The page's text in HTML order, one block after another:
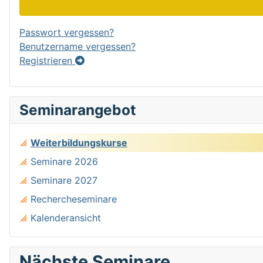
Passwort vergessen?
Benutzername vergessen?
Registrieren
Seminarangebot
Weiterbildungskurse
Seminare 2026
Seminare 2027
Rechercheseminare
Kalenderansicht